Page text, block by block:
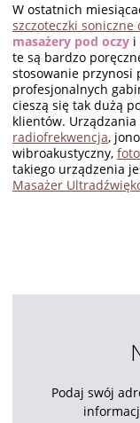
W ostatnich
szczoteczki soniczne
masażery pod oczy i
te są bardzo
stosowanie przynosi
profesjonalnych
cieszą się tak dużą
klientów.
radiofrekwencja,
wibroakustyczny,
takiego urządzenia
Masażer
Podaj swój